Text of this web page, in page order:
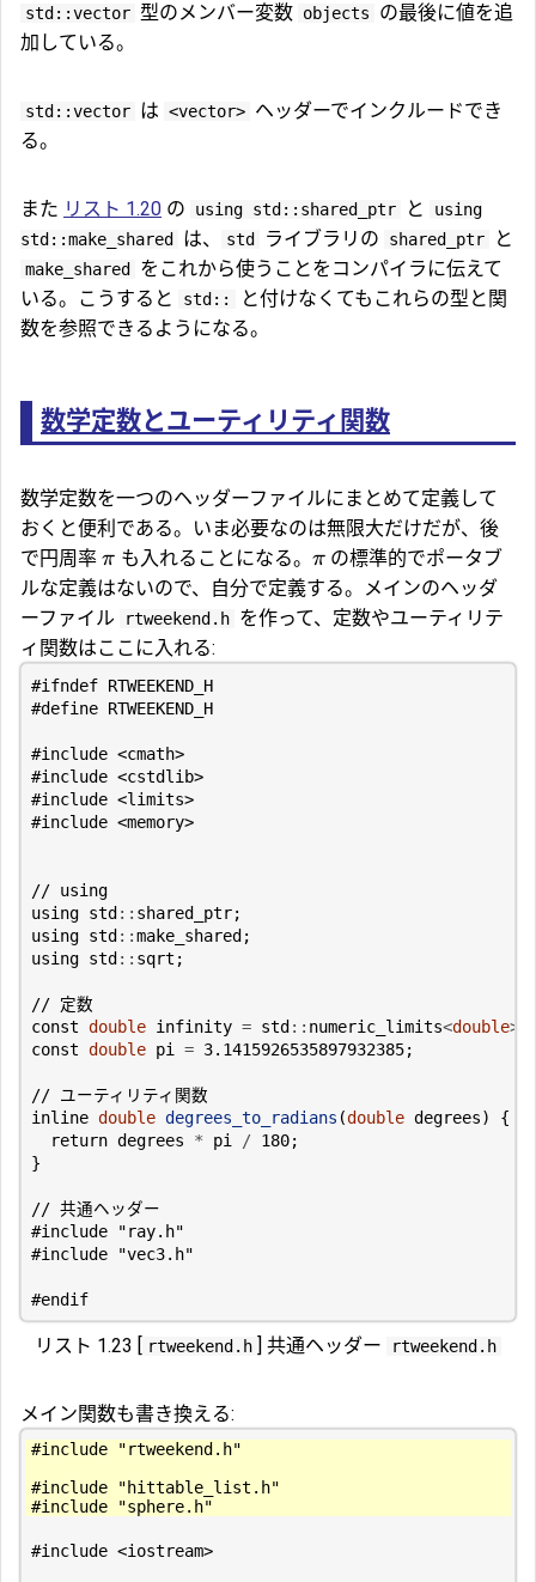
std::vector 型のメンバー変数 objects
の最後に値を追
加している。
std::vector は <vector> ヘッダーでインクルードでき
る。
また リスト 1.20 の using std::shared_ptr と
using
std::make_shared
は、 std ライブラリの shared_ptr と
make_shared
をこれから使うことをコンパイラに伝えて
いる。こうすると
std::
と付けなくてもこれらの型と関
数を参照できるようになる。
数学定数とユーティリティ関数
数学定数を一つのヘッダーファイルにまとめて定義して
おくと便利である。いま必要なのは無限大だけだが、後
で円周率 π も入れることになる。 π の標準的でポータブ
ルな定義はないので、自分で定義する。メインのヘッダ
ーファイル
rtweekend.h を作って、定数やユーティリテ
ィ関数はここに入れる:
#include <cmath>
#include <cstdlib>
#include <limits>
#include <memory>
using std :: shared_ptr;
using std ::make_shared ;
using std :: sqrt ;
const double infinity = std :: numeric_limits<double
const double pi = 3.1415926535897932385;
inline double degrees_to_radians (double degrees)
{
return degrees * pi / 180;
}
#include
"ray.h"
#include
"vec3.h"
リスト 1.23 [ rtweekend.h ] 共通ヘッダー rtweekend.h
メイン関数も書き換える:
#include
"rtweekend.h"
#include
"hittable_list.h"
#include
"sphere.h"
#include <iostream>